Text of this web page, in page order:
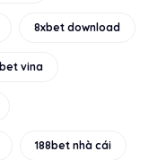
8xbet download
vina
188bet nhà cái